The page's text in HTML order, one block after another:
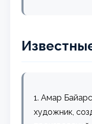
1. Амар
художник,